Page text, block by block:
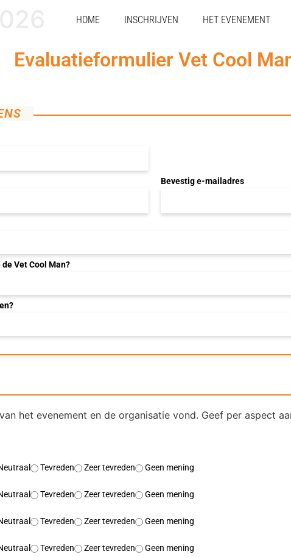
HOME INSCHRIJVEN HET EVENEMENT
Evaluatieformulier Vet Cool
Bevestig e-mailadres
Vet Cool Man?
het evenement en de organisatie vond. Geef per aspect
Tevreden Zeer tevreden
Geen mening
Tevreden Zeer tevreden
Geen mening
Tevreden Zeer tevreden
Geen mening
Tevreden Zeer tevreden
Geen mening